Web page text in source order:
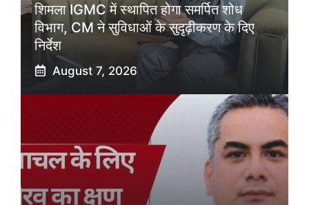
शिमला IGMC में स्थापित होगा समर्पित शोध
विभाग, CM ने सुविधाओं के सुदृढ़ीकरण के दिए
निर्देश
August 7, 2026